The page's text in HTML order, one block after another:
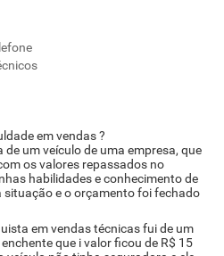
em vendas ?
um veículo de uma empresa, que
os valores repassados no
habilidades e conhecimento de
situação e o orçamento foi fechado
em vendas técnicas fui de um
que i valor ficou de R$ 15